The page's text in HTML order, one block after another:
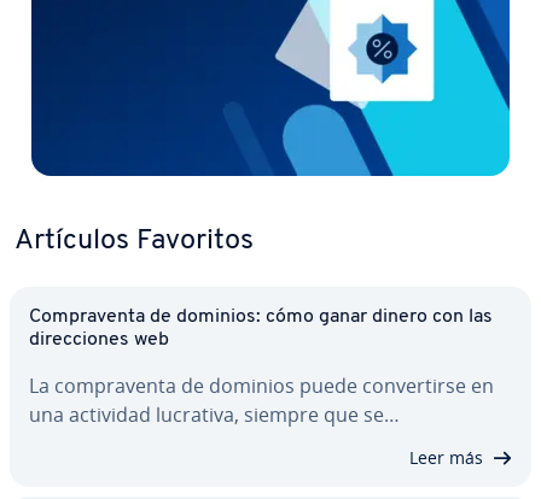
Artículos Favoritos
Co­m­pra­ve­n­ta de dominios: cómo ganar dinero con las
di­re­c­cio­nes web
La co­m­pra­ve­n­ta de dominios puede co­n­ve­r­ti­r­se en
una actividad lucrativa, siempre que se…
Leer más